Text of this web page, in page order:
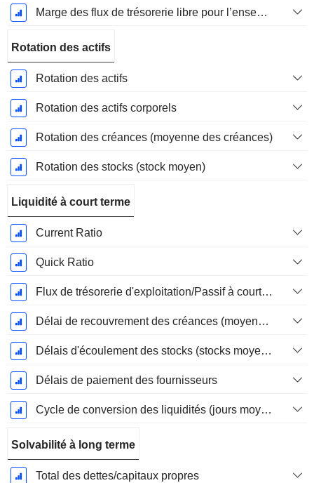
Marge des flux de trésorerie libre pour l’ensemble des pourvoyeurs de fonds
Rotation des actifs
Rotation des actifs
Rotation des actifs corporels
Rotation des créances (moyenne des créances)
Rotation des stocks (stock moyen)
Liquidité à court terme
Current Ratio
Quick Ratio
Flux de trésorerie d'exploitation/Passif à court terme
Délai de recouvrement des créances (moyenne des créances)
Délais d'écoulement des stocks (stocks moyens)
Délais de paiement des fournisseurs
Cycle de conversion des liquidités (jours moyens)
Solvabilité à long terme
Total des dettes/capitaux propres